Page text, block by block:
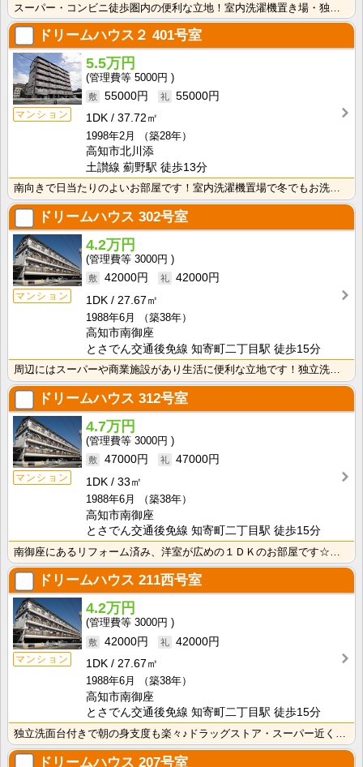
ドリームハウス２ 401号室
マンション
5.5万円
5000円
55000円
55000円
1DK
37.72㎡
1998年2月
（築28年）
高知市北川添
土讃線 薊野駅 徒歩13分
南向きで日当たりのよいお部屋です！室内洗濯機置場で冬でもお洗濯快適♪独立洗面台があるので、忙しい朝の･･･
ドリームハウス 302号室
マンション
4.2万円
3000円
42000円
42000円
1DK
27.67㎡
1988年6月
（築38年）
高知市南御座
とさでん交通後免線 知寄町二丁目駅 徒歩15分
周辺にはスーパーや商業施設があり生活に便利な立地です！独立洗面台が付いているので忙しい朝の身支度も快･･･
ドリームハウス 312号室
マンション
4.7万円
3000円
47000円
47000円
1DK
33㎡
1988年6月
（築38年）
高知市南御座
とさでん交通後免線 知寄町二丁目駅 徒歩15分
ドリームハウス 211西号室
マンション
4.2万円
3000円
42000円
42000円
1DK
27.67㎡
1988年6月
（築38年）
高知市南御座
とさでん交通後免線 知寄町二丁目駅 徒歩15分
ドリームハウス 207号室